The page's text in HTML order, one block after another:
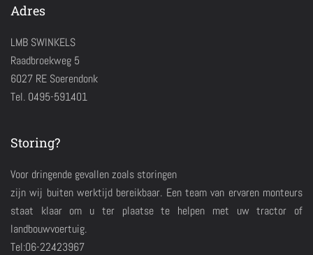
Adres
LMB SWINKELS
Raadbroekweg 5
6027 RE Soerendonk
Tel. 0495-591401
Storing?
Voor dringende gevallen zoals storingen
zijn wij buiten werktijd bereikbaar. Een team van ervaren monteurs
staat klaar om u ter plaatse te helpen met uw tractor of
landbouwvoertuig.
Tel:06-22423967